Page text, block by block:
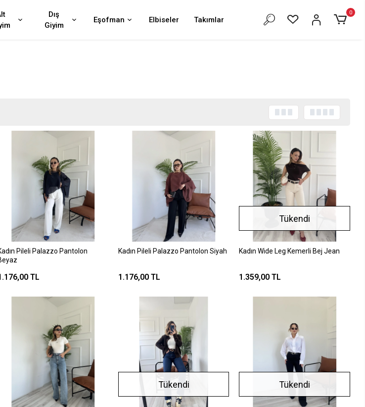
Dış
Giyim
Eşofman Elbiseler Takımlar
0
Pileli Palazzo Pantolon
TL
Kadın Pileli Palazzo Pantolon Siyah
1.176,00 TL
Tükendi
Kadın Wide Leg Kemerli Bej Jean
1.359,00 TL
Tükendi Tükendi